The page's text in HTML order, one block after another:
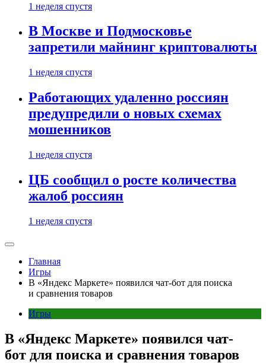
1 неделя спустя
В Москве и Подмосковье
запретили майнинг криптовалюты
1 неделя спустя
Работающих удаленно россиян
предупредили о новых схемах
мошенников
1 неделя спустя
ЦБ сообщил о росте количества
жалоб россиян
1 неделя спустя
Главная
Игры
В «Яндекс Маркете» появился чат-бот для поиска
и сравнения товаров
Игры
В «Яндекс Маркете» появился чат-
бот для поиска и сравнения товаров